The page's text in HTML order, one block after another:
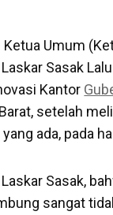
Umum
Sasak
Kantor
setelah
ada, pada
Sasak,
sangat